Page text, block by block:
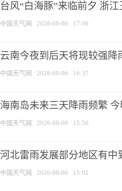
台风“白海豚”来临前夕 浙
中国天气网 2026-08-06 17:06
云南今夜到后天将现较强降
中国天气网 2026-08-06 16:37
海南岛未来三天降雨频繁
中国天气网 2026-08-06 15:50
河北雷雨发展部分地区有中
中国天气网 2026-08-06 15:02